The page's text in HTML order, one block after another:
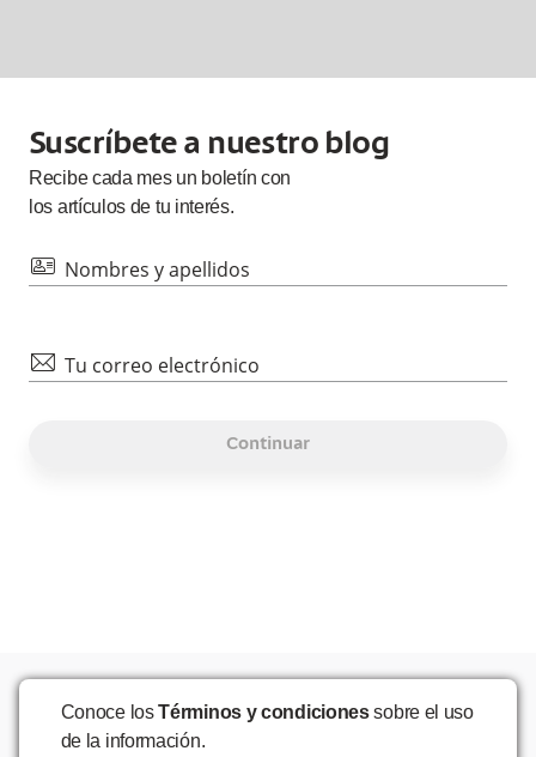
Suscríbete a nuestro blog
Recibe cada mesun boletín con
los artículos de tu interés.
id Nombres y apellidos
mail Tu correo electrónico
Continuar
Conoce losTérminos y condicionessobre el uso
de la información.